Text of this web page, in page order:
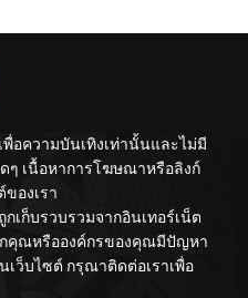
อความบันเทิงเท่านั้นและไม่มี
ๆ เนื้อหาการโฆษณาหรือลิงก์
องเรา
ก็บรวบรวมจากอินเทอร์เน็ต
กคุณหรือองค์กรของคุณมีปัญหา
เว็บไซต์ กรุณาติดต่อเราเพื่อ